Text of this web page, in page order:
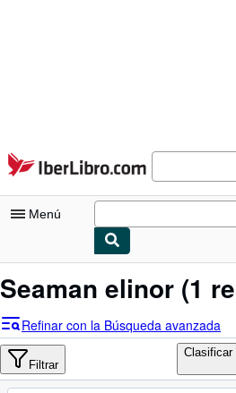
Pasar al contenido principal
IberLibro.com
Menú
Cerrar sesión
Búsqueda avanzada
Seaman elinor (1
Refinar con la Búsqueda avanzada
Filtrar
Clasificar